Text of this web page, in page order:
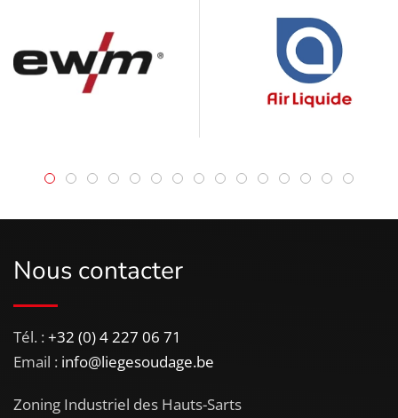
Nous contacter
Tél. :+32 (0) 4 227 06 71
Email : info@liegesoudage.be
Zoning Industriel des Hauts-Sarts